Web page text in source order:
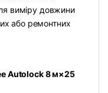
виміру довжини
або ремонтних
Autolock 8 м×25